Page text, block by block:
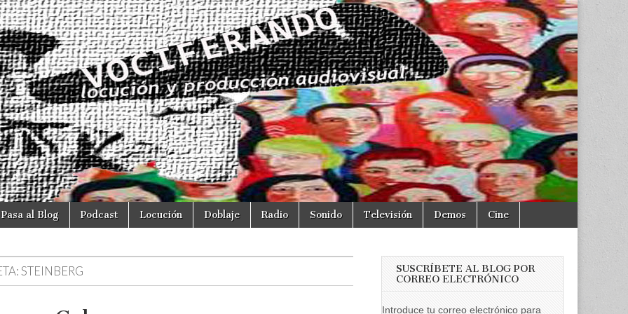
Pasa al Blog Podcast Locución Doblaje Radio Sonido Televisión Demos Cine
STEINBERG
SUSCRÍBETE AL BLOG POR
CORREO ELECTRÓNICO
Introduce tu correo electrónico para